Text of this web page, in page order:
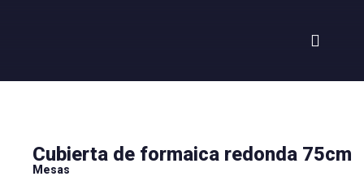
Cubierta de formaica redonda 75cm
Mesas